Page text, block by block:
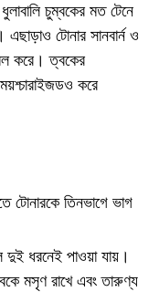
চুম্বকের মত টেনে
টোনার সানবার্ন ও
করে। ত্বকের
করে
টোনারকে তিনভাগে ভাগ
ধরনেই পাওয়া যায়।
মসৃণ রাখে এবং তারুণ্য